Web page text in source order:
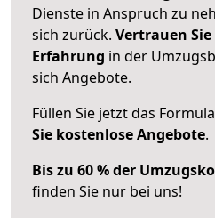
Dienste in Anspruch zu
sich zurück. Vertrauen
Erfahrung in der
sich Angebote.
Füllen Sie jetzt das
Sie kostenlose Angebote.
Bis zu 60 % der
finden Sie nur bei uns!